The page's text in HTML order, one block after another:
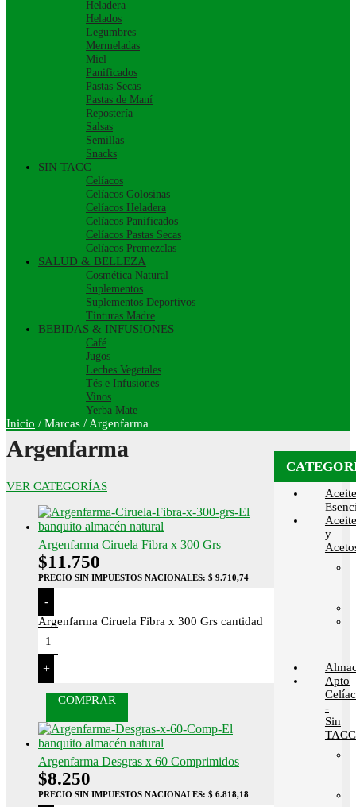
Heladera
Helados
Legumbres
Mermeladas
Miel
Panificados
Pastas Secas
Pastas de Maní
Repostería
Salsas
Semillas
Snacks
SIN TACC
Celíacos
Celíacos Golosinas
Celíacos Heladera
Celíacos Panificados
Celíacos Pastas Secas
Celíacos Premezclas
SALUD & BELLEZA
Cosmética Natural
Suplementos
Suplementos Deportivos
Tinturas Madre
BEBIDAS & INFUSIONES
Café
Jugos
Leches Vegetales
Tés e Infusiones
Vinos
Yerba Mate
Inicio / Marcas / Argenfarma
Argenfarma
VER CATEGORÍAS
Argenfarma Ciruela Fibra x 300 Grs
$11.750
PRECIO SIN IMPUESTOS NACIONALES: $ 9.710,74
-
Argenfarma Ciruela Fibra x 300 Grs cantidad
+
COMPRAR
Argenfarma Desgras x 60 Comprimidos
$8.250
PRECIO SIN IMPUESTOS NACIONALES: $ 6.818,18
y
Apto
-
Sin
TACC